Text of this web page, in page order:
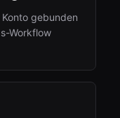
gebunden
Workflow